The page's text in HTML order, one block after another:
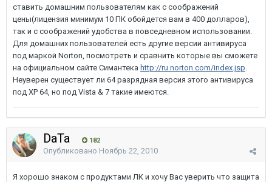
ставить домашним пользователям как с соображений
цены(лицензия минимум 10 ПК обойдется вам в 400 долларов),
так и с соображений удобства в повседневном использовании.
Для домашних пользователей есть другие версии антивируса
под маркой Norton, посмотреть и сравнить которые вы сможете
на официальном сайте Симантека http://ru.norton.com/index.jsp.
Неуверен существует ли 64 разрядная версия этого антивируса
под ХР 64, но под Vista & 7 такие имеются.
DaTa 182
Опубликовано Ноябрь 22, 2010
Я хорошо знаком с продуктами ЛК и хочу Вас уверить что защита